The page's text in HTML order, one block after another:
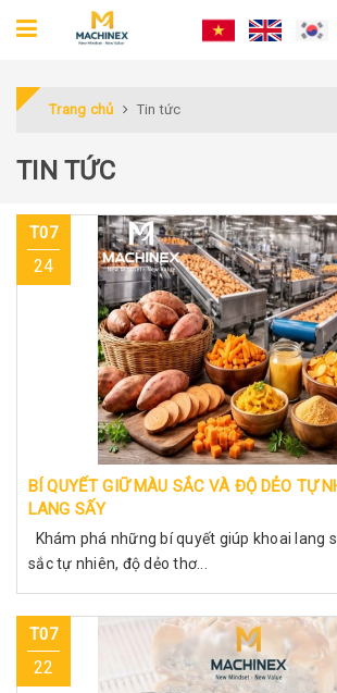
Trang chủ Tin tức
TIN TỨC
T07
24
BÍ QUYẾT GIỮ MÀU SẮC VÀ ĐỘ DẺO TỰ
LANG SẤY
Khám phá những bí quyết giúp khoai lang
sắc tự nhiên, độ dẻo thơ...
T07
22